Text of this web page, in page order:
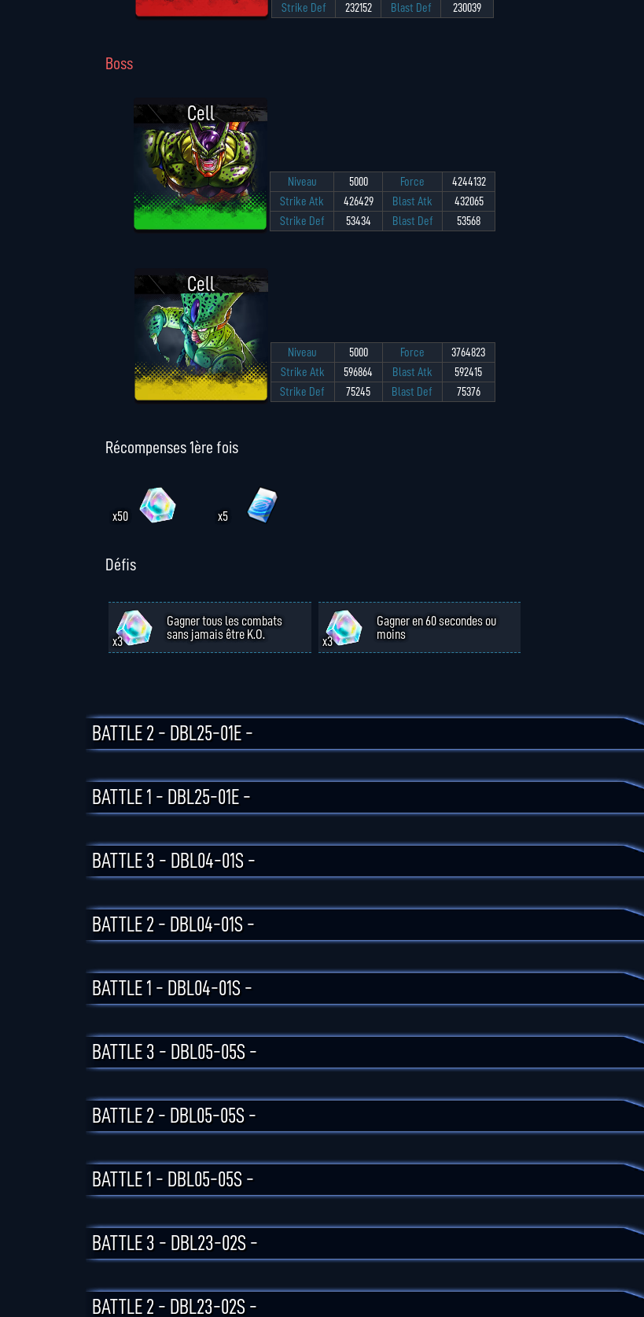
Strike Def
232152 Blast Def 230039
Boss
Cell
Niveau 5000 Force
4244132
Strike Atk
426429 Blast Atk
432065
Strike Def
53434 Blast Def 53568
Cell
Niveau 5000 Force
3764823
Strike Atk
596864 Blast Atk
592415
Strike Def
75245 Blast Def 75376
Récompenses 1ère fois
x50 x5
Défis
x3
Gagner tous les combats
sans jamais être K.O.
x3
Gagner en 60 secondes ou
moins
BATTLE 2 - DBL25-01E -
BATTLE 1 - DBL25-01E -
BATTLE 3 - DBL04-01S -
BATTLE 2 - DBL04-01S -
BATTLE 1 - DBL04-01S -
BATTLE 3 - DBL05-05S -
BATTLE 2 - DBL05-05S -
BATTLE 1 - DBL05-05S -
BATTLE 3 - DBL23-02S -
BATTLE 2 - DBL23-02S -